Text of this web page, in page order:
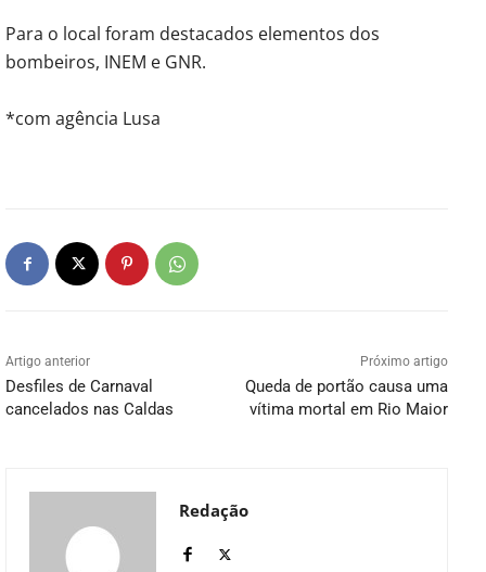
Para o local foram destacados elementos dos
bombeiros, INEM e GNR.
*com agência Lusa
Artigo anterior
Desfiles de Carnaval
cancelados nas Caldas
Próximo artigo
Queda de portão causa uma
vítima mortal em Rio Maior
Redação